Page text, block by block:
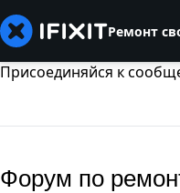
Ремонт
Присоединяйся к
Форум по